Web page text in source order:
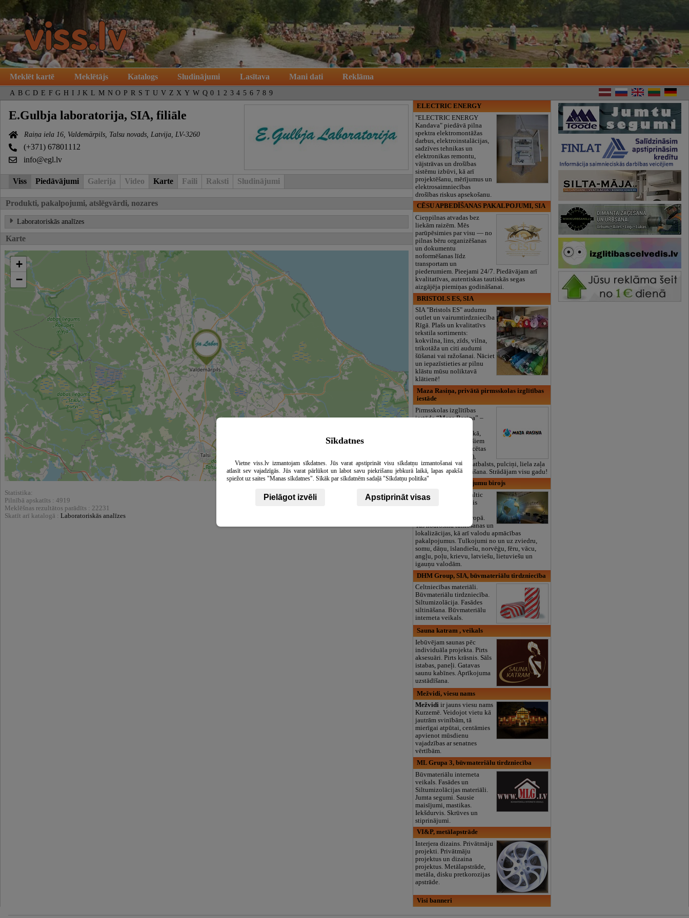
Meklēt kartē Meklētājs Katalogs Sludinājumi Lasītava Mani dati Reklāma
A B C D E F G H I J K L M N O P R S T U V Z X Y W Q 0 1 2 3 4 5 6 7 8 9
E.Gulbja laboratorija, SIA, filiāle
Raiņa iela 16, Valdemārpils, Talsu novads, Latvija, LV-3260
(+371) 67801112
info@egl.lv
Viss Piedāvājumi Galerija Video Karte Faili Raksti Sludinājumi
Produkti, pakalpojumi, atslēgvārdi, nozares
Laboratoriskās analīzes
Karte
+
−
Leaflet|©OpenStreetMapcontributors
Statistika:
Pilnībā apskatīts : 4919
Meklēšnas rezultātos parādīts : 22231
Skatīt arī katalogā : Laboratoriskās analīzes
ELECTRIC ENERGY
"ELECTRIC ENERGY
Kandava" piedāvā pilna
spektra elektromontāžas
darbus, elektroinstalācijas,
sadzīves tehnikas un
elektronikas remontu,
vājstrāvas un drošības
sistēmu izbūvi, kā arī
projektēšanu, mērījumus un
elektrosaimniecības
drošības riskus apsekošanu.
CĒSU APBEDĪŠANAS PAKALPOJUMI, SIA
Cieņpilnas atvadas bez
liekām raizēm. Mēs
parūpēsimies par visu — no
pilnas bēru organizēšanas
un dokumentu
noformēšanas līdz
transportam un
piederumiem. Pieejami 24/7. Piedāvājam arī
kvalitatīvas, autentiskas tautiskās segas
aizgājēja piemiņas godināšanai.
BRISTOLS ES, SIA
SIA "Bristols ES" audumu
outlet un vairumtirdzniecība
Rīgā. Plašs un kvalitatīvs
tekstila sortiments:
kokvilna, lins, zīds, vilna,
trikotāža un citi audumi
šūšanai vai ražošanai. Nāciet
un iepazīstieties ar pilnu
klāstu mūsu noliktavā
klātienē!
Maza Rasiņa, privātā pirmsskolas izglītības
iestāde
Pirmsskolas izglītības
iestāde “Maza Rasiņa” –
Pārdaugavā, Zasulaukā,
bērniem no 10 mēnešiem
līdz 6 gadiem. Licencētas
programmas (LV/RU),
logopēds, speciālais atbalsts, pulciņi, liela zaļa
teritorija un 3x ēdināšana. Strādājam visu gadu!
Baltic Media, tulkojumu birojs
Tulkošanas birojs Baltic
Media Ltd. ir vadošais
uzņēmums Ziemeļeiropā.
Tas nodrošina tulkošanas un
lokalizācijas, kā arī valodu apmācības
pakalpojumus. Tulkojumi no un uz zviedru,
somu, dāņu, īslandiešu, norvēģu, fēru, vācu,
angļu, poļu, krievu, latviešu, lietuviešu un
igauņu valodām.
DHM Group, SIA, būvmateriālu tirdzniecība
Celtniecības materiāli.
Būvmateriālu tirdzniecība.
Siltumizolācija. Fasādes
siltināšana. Būvmateriālu
interneta veikals.
Sauna katram , veikals
Iebūvējam saunas pēc
individuāla projekta. Pirts
aksesuāri. Pirts krāsnis. Sāls
istabas, paneļi. Gatavas
saunu kabīnes. Aprīkojuma
uzstādīšana.
Mežvidi, viesu nams
Mežvidi ir jauns viesu nams
Kurzemē. Veidojot vietu kā
jautrām svinībām, tā
mierīgai atpūtai, centāmies
apvienot mūsdienu
vajadzības ar senatnes
vērtībām.
ML Grupa 3, būvmateriālu tirdzniecība
Būvmateriālu interneta
veikals. Fasādes un
Siltumizolācijas materiāli.
Jumta segumi. Sausie
maisījumi, mastikas.
Iekšdurvis. Skrūves un
stiprinājumi.
VI&P, metālapstrāde
Interjera dizains. Privātmāju
projekti. Privātmāju
projektus un dizaina
projektus. Metālapstrāde,
metāla, disku pretkorozijas
apstrāde.
Visi banneri
Sīkdatnes
Vietne viss.lv izmantojam sīkdatnes. Jūs varat apstiprināt visu sīkdatņu izmantošanai vai
atlasīt sev vajadzīgās. Jūs varat pārlūkot un labot savu piekrišanu jebkurā laikā, lapas apakšā
spiežot uz saites "Manas sīkdatnes". Sīkāk par sīkdatnēm sadaļā "Sīkdatņu politika"
Pielāgot izvēli Apstiprināt visas